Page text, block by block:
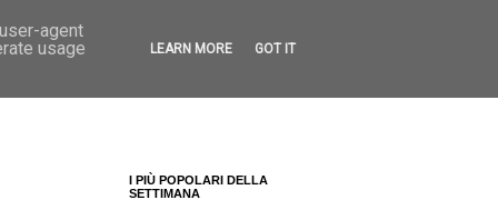
I PIÙ POPOLARI DELLA
SETTIMANA
agent
usage
LEARN MORE GOT IT